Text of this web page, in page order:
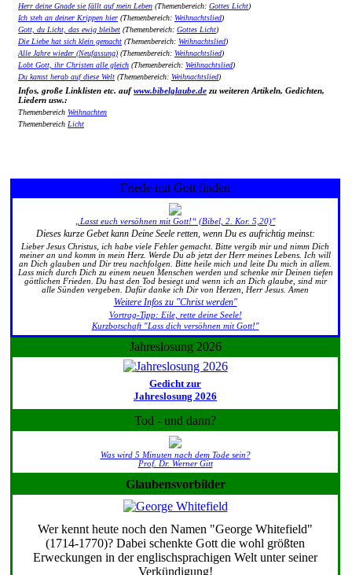
Herr deine Gnade sie fällt auf mein Leben (Themenbereich: Gottes Licht)
Ich steh an deiner Krippen hier (Themenbereich: Weihnachtslied)
Gott, du Licht, das ewig bleibet (Themenbereich: Gottes Licht)
Die Liebe hat sich klein gemacht (Themenbereich: Weihnachtslied)
Alle Jahre wieder (Neufassung) (Themenbereich: Weihnachtslied)
Lobt Gott, ihr Christen alle gleich (Themenbereich: Weihnachtslied)
Du kamst herab auf diese Welt (Themenbereich: Weihnachtslied)
Infos, große Linklisten etc. aufwww.bibelglaube.de zu weiteren Artikeln, Gedichten,
Liedern usw.:
Themenbereich Weihnachten
Themenbereich Licht
Friede mit Gott finden
„Lasst euch versöhnen mit Gott!“ (Bibel, 2. Kor. 5,20)"
Dieses kurze Gebet kann Deine Seele retten, wenn Du es aufrichtig meinst:
Lieber Jesus Christus, ich habe viele Fehler gemacht. Bitte vergib mir und nimm Dich
meiner an und komm in mein Herz. Werde Du ab jetzt der Herr meines Lebens. Ich will
an Dich glauben und Dir treu nachfolgen. Bitte heile mich und leite Du mich in allem.
Lass mich durch Dich zu einem neuen Menschen werden und schenke mir Deinen tiefen
göttlichen Frieden. Du hast den Tod besiegt und wenn ich an Dich glaube, sind mir
alle Sünden vergeben. Dafür danke ich Dir von Herzen, Herr Jesus. Amen
Weitere Infos zu "Christ werden"
Vortrag-Tipp: Eile, rette deine Seele!
Kurzbotschaft "Lass dich versöhnen mit Gott!"
Jahreslosung 2026
Gedicht zur
Jahreslosung 2026
Tod - und dann?
Was wird 5 Minuten nach dem Tode sein?
Prof. Dr. Werner Gitt
Glaubensvorbilder
Wer kennt heute noch den Namen "George Whitefield"
(1714-1770)? Dabei schenkte Gott die wohl größten
Erweckungen in der englischsprachigen Welt unter seiner
Verkündigung!